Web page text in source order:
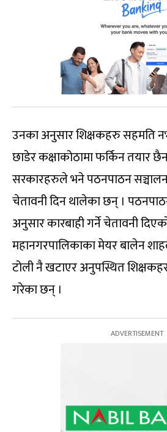
उनका अनुसार शिक्षकहरु सहमति
छाडेर कक्षाकोठामा फर्किन तयार
सरकारहरुले भने पठनपाठन सञ्चालन
चेतावनी दिन थालेका छन् ।
अनुसार कारबाही गर्ने चेतावनी
महानगरपालिकाका मेयर बालेन
टोली नै खटाएर अनुपस्थित
गरेका छन् ।